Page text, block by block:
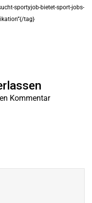
sportyjob-bietet-sport-jobs-
tag}
Kommentar